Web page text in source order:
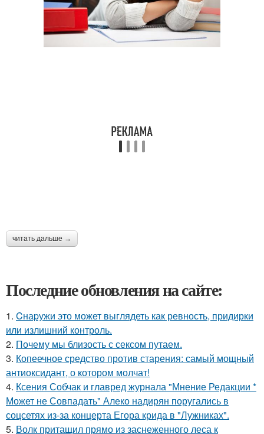
читать дальше →
Последние обновления на сайте:
1. Cнаpужи это может выглядеть как ревность, придирки
или излишний контроль.
2. Почему мы близость с сексом путаем.
3. Копеечное средство против старения: самый мощный
антиоксидант, о котором молчат!
4. Ксения Собчак и главред журнала "Мнение Редакции *
Может не Совпадать" Алеко надирян поругались в
соцсетях из-за концерта Егора крида в "Лужниках".
5. Волк притащил прямо из заснеженного леса к